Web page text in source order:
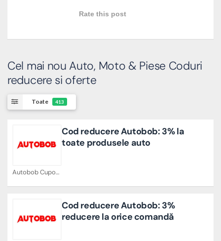
Rate this post
Cel mai nou Auto, Moto & Piese Coduri
reducere si oferte
Toate 413
Autobob Cupoane
Cod reducere Autobob: 3% la
toate produsele auto
Cod reducere Autobob: 3%
reducere la orice comandă